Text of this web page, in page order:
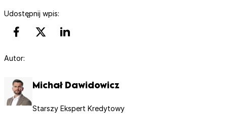
Udostępnij wpis:
Autor:
Michał Dawidowicz
Starszy Ekspert Kredytowy